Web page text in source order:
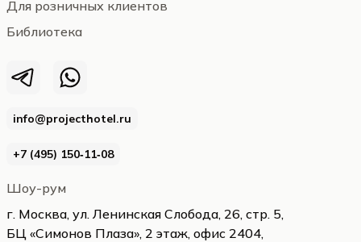
info@projecthotel.ru
+7 (495) 150‑11‑08
Шоу-рум
г. Москва, ул. Ленинская Слобода, 26, стр. 5,
БЦ «Симонов Плаза», 2 этаж, офис 2404,
Для розничных клиентов
Библиотека